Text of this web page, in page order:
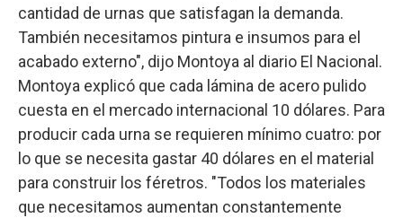
cantidad de urnas que satisfagan la demanda.
También necesitamos pintura e insumos para el
acabado externo", dijo Montoya al diario El Nacional.
Montoya explicó que cada lámina de acero pulido
cuesta en el mercado internacional 10 dólares. Para
producir cada urna se requieren mínimo cuatro: por
lo que se necesita gastar 40 dólares en el material
para construir los féretros. "Todos los materiales
que necesitamos aumentan constantemente